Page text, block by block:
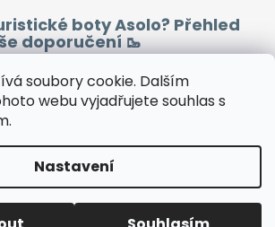
soubory cookie. Dalším
webu vyjadřujete souhlas s
Nastavení
boty Asolo? Přehled
doporučení 🥾